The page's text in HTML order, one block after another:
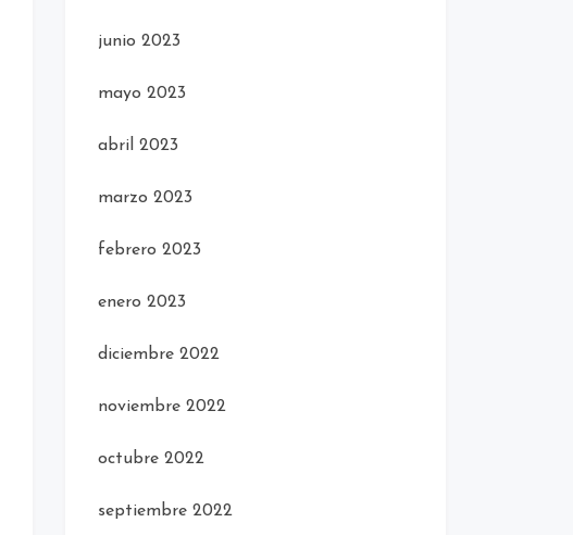
junio 2023
mayo 2023
abril 2023
marzo 2023
febrero 2023
enero 2023
diciembre 2022
noviembre 2022
octubre 2022
septiembre 2022